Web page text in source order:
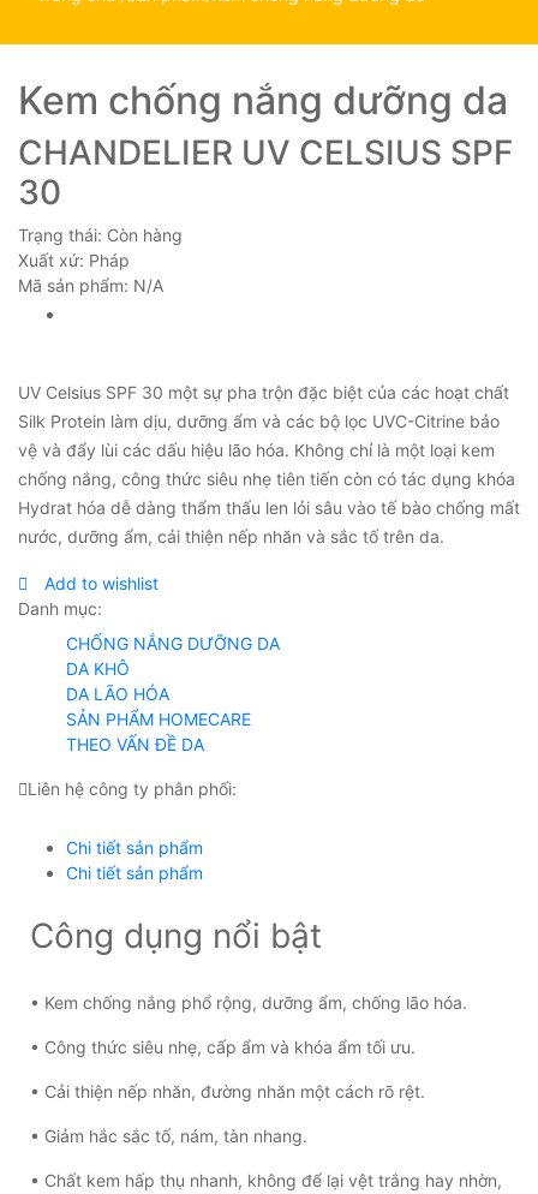
Kem chống nắng dưỡng da
CHANDELIER UV CELSIUS SPF
30
Trạng thái: Còn hàng
Xuất xứ: Pháp
Mã sản phẩm: N/A
UV Celsius SPF 30 một sự pha trộn đặc biệt của các hoạt chất
Silk Protein làm dịu, dưỡng ẩm và các bộ lọc UVC-Citrine bảo
vệ và đẩy lùi các dấu hiệu lão hóa. Không chỉ là một loại kem
chống nắng, công thức siêu nhẹ tiên tiến còn có tác dụng khóa
Hydrat hóa dễ dàng thẩm thấu len lỏi sâu vào tế bào chống mất
nước, dưỡng ẩm, cải thiện nếp nhăn và sắc tố trên da.
Add to wishlist
Danh mục:
CHỐNG NẮNG DƯỠNG DA
DA KHÔ
DA LÃO HÓA
SẢN PHẨM HOMECARE
THEO VẤN ĐỀ DA
Liên hệ công ty phân phối:
Chi tiết sản phẩm
Chi tiết sản phẩm
Công dụng nổi bật
• Kem chống nắng phổ rộng, dưỡng ẩm, chống lão hóa.
• Công thức siêu nhẹ, cấp ẩm và khóa ẩm tối ưu.
• Cải thiện nếp nhăn, đường nhăn một cách rõ rệt.
• Giảm hắc sắc tố, nám, tàn nhang.
• Chất kem hấp thụ nhanh, không để lại vệt trắng hay nhờn,